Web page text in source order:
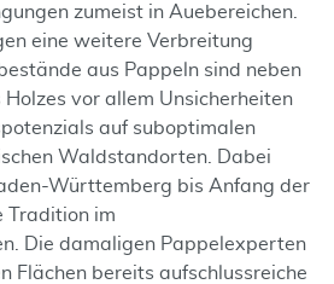
zumeist in Auebereichen.
eine weitere Verbreitung
aus Pappeln sind neben
vor allem Unsicherheiten
auf suboptimalen
Waldstandorten. Dabei
Württemberg bis Anfang der
Tradition im
Die damaligen Pappelexperten
Flächen bereits aufschlussreiche